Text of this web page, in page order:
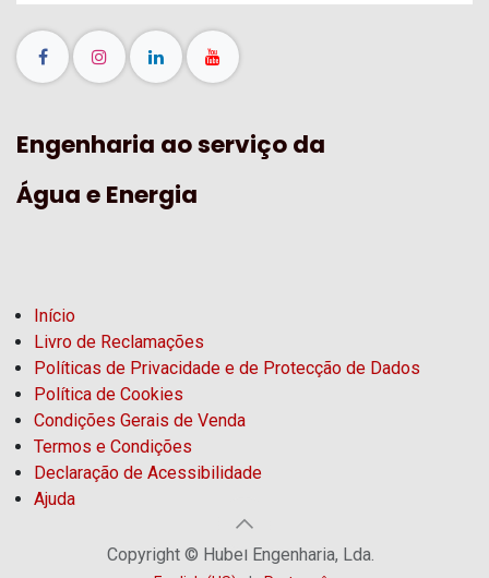
Engenharia ao serviço da
Água e Energia
Início
Livro de Reclamações
Políticas de Privacidade e de Protecção de Dados
Política de Cookies
Condições Gerais de Venda
Termos e Condições
Declaração de Acessibilidade
Ajuda
Copyright © Hubel Engenharia, Lda.